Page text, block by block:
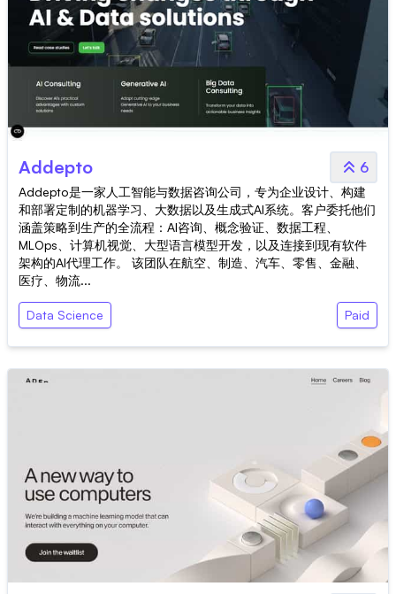
Addepto 6
Addepto是一家人工智能与数据咨询公司，专为企业设计、构建
和部署定制的机器学习、大数据以及生成式AI系统。客户委托他们
涵盖策略到生产的全流程：AI咨询、概念验证、数据工程、
MLOps、计算机视觉、大型语言模型开发，以及连接到现有软件
架构的AI代理工作。 该团队在航空、制造、汽车、零售、金融、
医疗、物流...
Data Science Paid